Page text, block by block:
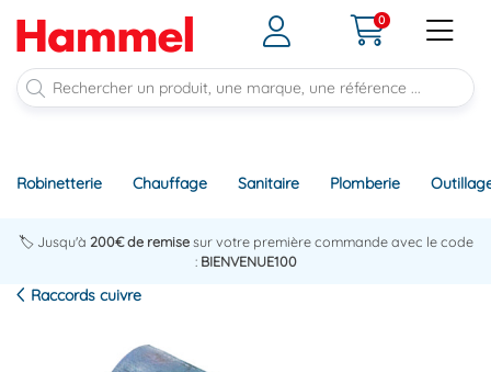
0
Robinetterie Chauffage Sanitaire Plomberie
🏷️ Jusqu'à 200€ de remisesur votre première commande avec le code
: BIENVENUE100
Raccords cuivre